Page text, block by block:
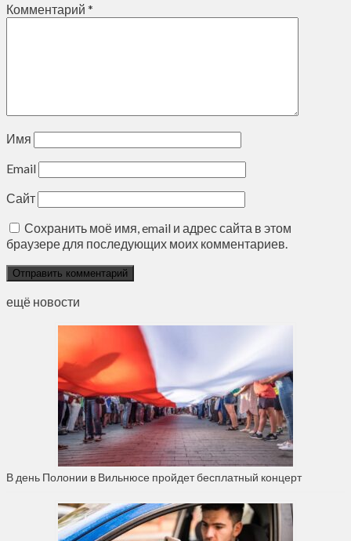
Комментарий *
Имя
Email
Сайт
Сохранить моё имя, email и адрес сайта в этом
браузере для последующих моих комментариев.
ещё новости
В день Полонии в Вильнюсе пройдет бесплатный концерт